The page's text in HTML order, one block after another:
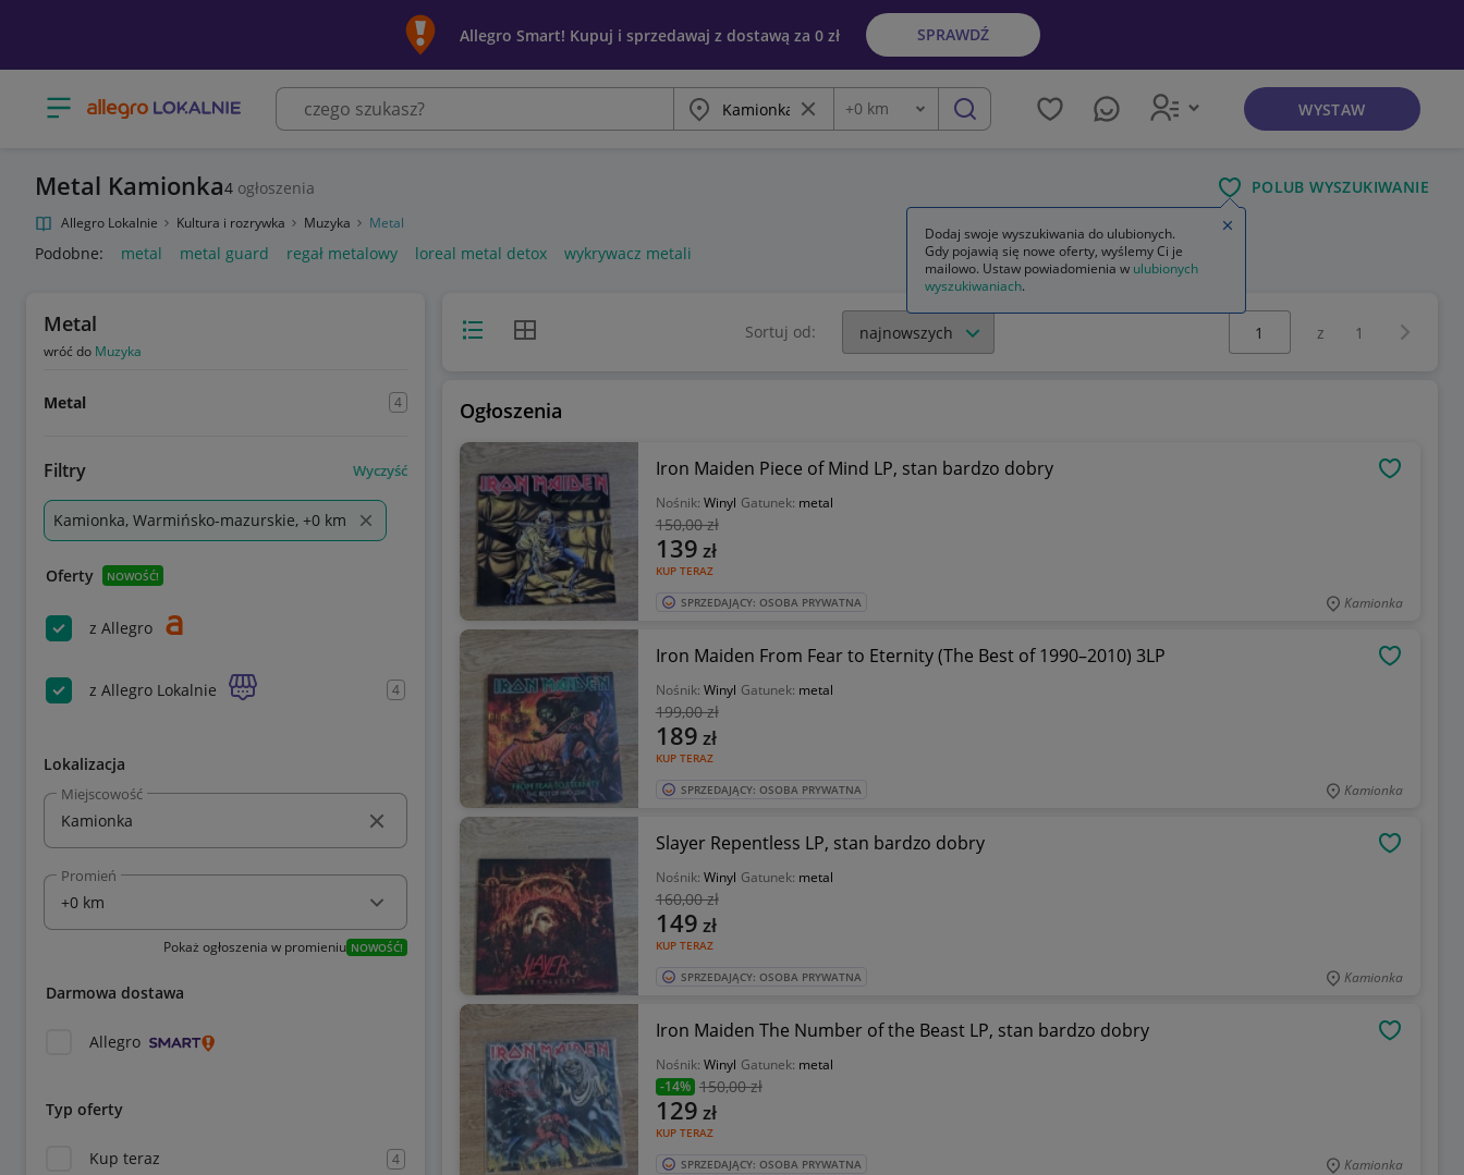
Allegro Smart! Kupuj i sprzedawaj z dostawą za 0 zł SPRAWDŹ
Otwórz menu z kategoriami Miasto Wyczyść frazę
Odległość
+0 km szukaj WYSTAW
Metal Kamionka4 ogłoszenia POLUB WYSZUKIWANIE
Allegro Lokalnie Kultura i rozrywka Muzyka Metal
Podobne: metal metal guard regał metalowy loreal metal detox wykrywacz metali
Metal
wróć do Muzyka
Metal 4
Filtry Wyczyść
Kamionka, Warmińsko-mazurskie, +0 km
Oferty NOWOŚĆ!
z Allegro
z Allegro Lokalnie 4
Lokalizacja
Miejscowość
Promień
Pokaż ogłoszenia w promieniu NOWOŚĆ!
Darmowa dostawa
Allegro
Typ oferty
Kup teraz 4
Widok listyWidok siatki Sortuj od:
Wybierz stronę:
z 1
Ogłoszenia
Iron Maiden Piece of Mind LP, stan bardzo dobry
Nośnik: Winyl Gatunek: metal
150,00 zł
KUP TERAZ
139 zł
SPRZEDAJĄCY: OSOBA PRYWATNA Kamionka
Iron Maiden From Fear to Eternity (The Best of 1990–2010) 3LP
Nośnik: Winyl Gatunek: metal
199,00 zł
KUP TERAZ
189 zł
SPRZEDAJĄCY: OSOBA PRYWATNA Kamionka
Slayer Repentless LP, stan bardzo dobry
Nośnik: Winyl Gatunek: metal
160,00 zł
KUP TERAZ
149 zł
SPRZEDAJĄCY: OSOBA PRYWATNA Kamionka
Iron Maiden The Number of the Beast LP, stan bardzo dobry
Nośnik: Winyl Gatunek: metal
-14% 150,00 zł
KUP TERAZ
129 zł
SPRZEDAJĄCY: OSOBA PRYWATNA Kamionka
Dodaj swoje wyszukiwania do ulubionych.
Gdy pojawią się nowe oferty, wyślemy Ci je
mailowo. Ustaw powiadomienia w ulubionych
wyszukiwaniach.
Zamknij wskazówkę